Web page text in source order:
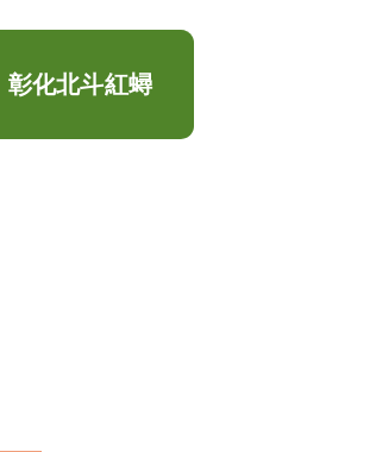
彰化北斗紅蟳